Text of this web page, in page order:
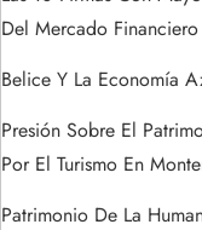
a
d
a
s
Del Mercado Financiero
Belice Y La Economía
Presión Sobre El
Por El Turismo En
Patrimonio De La